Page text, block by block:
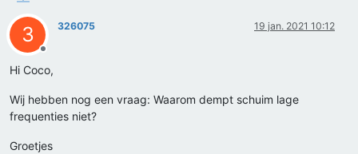
3
Offline
326075 19 jan. 2021 10:12
Hi Coco,
Wij hebben nog een vraag: Waarom dempt schuim lage
frequenties niet?
Groetjes